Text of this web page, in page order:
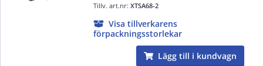
Tillv. art.nr:XTSA68-2
Visa tillverkarens
förpackningsstorlekar
Lägg till i kundvagn